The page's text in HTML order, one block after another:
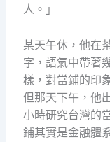
人。」
某天午休，他在
字，語氣中帶著
樣，對當鋪的印
但那天下午，他
小時研究台灣的
鋪其實是金融體